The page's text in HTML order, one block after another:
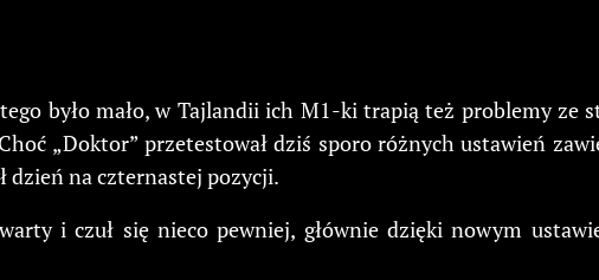
było mało, w Tajlandii ich M1-ki trapią też problemy ze
„Doktor” przetestował dziś sporo różnych ustawień
dzień na czternastej pozycji.
i czuł się nieco pewniej, głównie dzięki nowym